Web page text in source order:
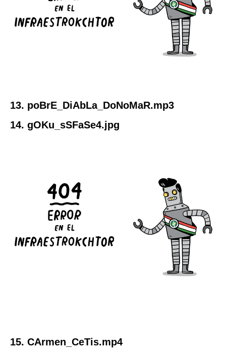
13. poBrE_DiAbLa_DoNoMaR.mp3
14. gOKu_sSFaSe4.jpg
15. CArmen_CeTis.mp4